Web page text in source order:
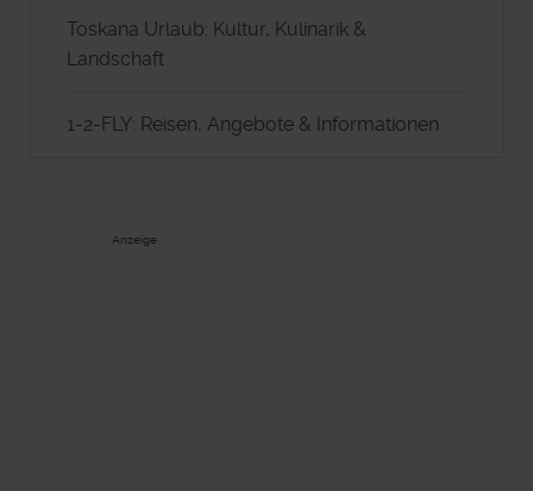
Toskana Urlaub: Kultur, Kulinarik &
Landschaft
1-2-FLY: Reisen, Angebote & Informationen
Anzeige